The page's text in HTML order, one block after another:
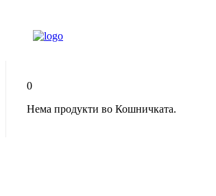
0
Нема продукти во Кошничката.